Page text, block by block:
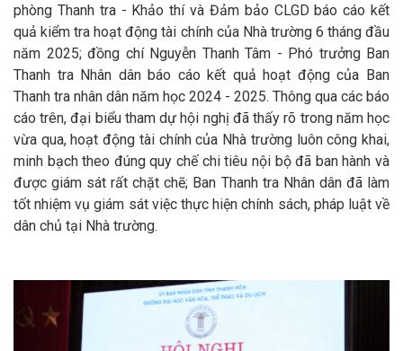
phòng Thanh tra- Khảo thí và Đảm bảo CLGD báo cáo kết
quả kiểm tra hoạt động tài chính của Nhà trường 6 tháng đầu
năm 2025; đồng chí Nguyễn ThanhTâm - Phó trưởng Ban
Thanh tra Nhân dân báo cáo kết quả hoạt động của Ban
Thanh tra nhân dân năm học 2024 - 2025. Thông qua các báo
cáo trên, đại biểu tham dự hội nghị đã thấy rõ trong năm học
vừa qua, hoạt động tài chính của Nhà trường luôn công khai,
minh bạch theo đúng quy chế chi tiêu nội bộ đã ban hành và
được giám sát rất chặt chẽ; Ban Thanh tra Nhân dân đã làm
tốt nhiệm vụ giám sát việc thực hiện chính sách, pháp luật về
dân chủ tại Nhà trường.